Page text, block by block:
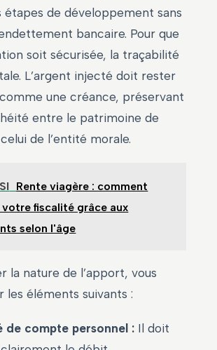
étapes de développement sans
bancaire. Pour que
soit sécurisée, la traçabilité
L’argent injecté doit rester
une créance, préservant
entre le patrimoine de
celui de l’entité morale.
Rente viagère : comment
fiscalité grâce aux
selon l'âge
la nature de l’apport, vous
les éléments suivants :
de compte personnel : Il doit